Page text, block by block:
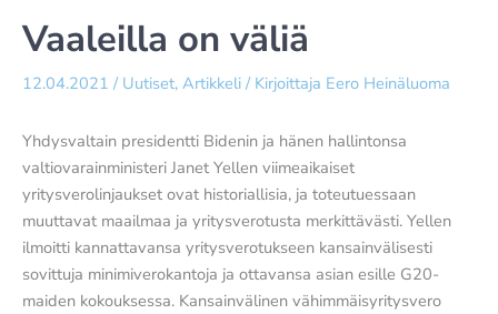
Vaaleilla on väliä
12.04.2021 / Uutiset, Artikkeli / Kirjoittaja Eero Heinäluoma
Yhdysvaltain presidentti Bidenin ja hänen hallintonsa
valtiovarainministeri Janet Yellen viimeaikaiset
yritysverolinjaukset ovat historiallisia, ja toteutuessaan
muuttavat maailmaa ja yritysverotusta merkittävästi. Yellen
ilmoitti kannattavansa yritysverotukseen kansainvälisesti
sovittuja minimiverokantoja ja ottavansa asian esille G20-
maiden kokouksessa. Kansainvälinen vähimmäisyritysvero